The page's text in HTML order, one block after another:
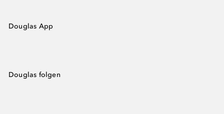
Douglas App
Douglas folgen